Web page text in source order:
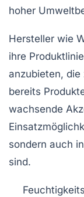
hoher
Hersteller wie
ihre
anzubieten,
bereits
wachsende
sondern auch
sind.